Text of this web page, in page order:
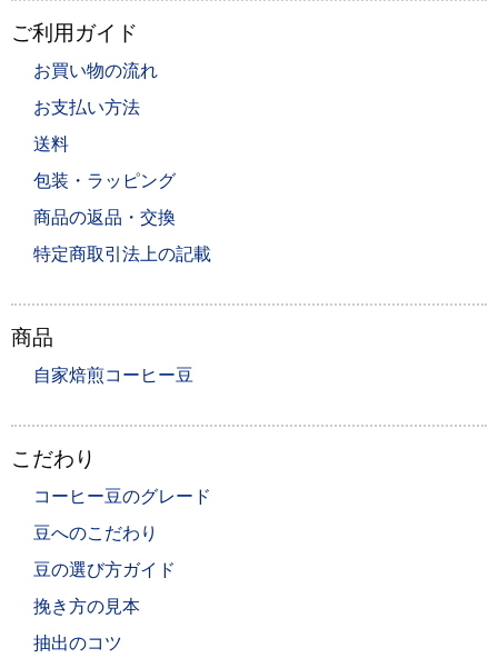
ご利用ガイド
お買い物の流れ
お支払い方法
送料
包装・ラッピング
商品の返品・交換
特定商取引法上の記載
商品
自家焙煎コーヒー豆
こだわり
コーヒー豆のグレード
豆へのこだわり
豆の選び方ガイド
挽き方の見本
抽出のコツ